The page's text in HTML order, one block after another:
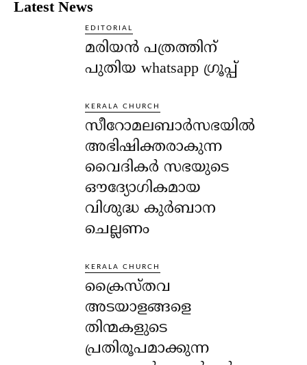
Latest News
EDITORIAL
മരിയൻ പത്രത്തിന്
പുതിയ whatsapp ഗ്രൂപ്പ്
KERALA CHURCH
സീറോമലബാർസഭയിൽ
അഭിഷിക്തരാകുന്ന
വൈദികർ സഭയുടെ
ഔദ്യോഗികമായ
വിശുദ്ധ കുർബാന
ചെല്ലണം
KERALA CHURCH
ക്രൈസ്തവ
അടയാളങ്ങളെ
തിന്മകളുടെ
പ്രതിരൂപമാക്കുന്ന